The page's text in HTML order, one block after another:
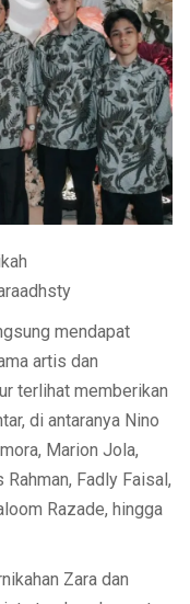
mendapat
artis dan
terlihat memberikan
di antaranya Nino
Marion Jola,
Rahman, Fadly Faisal,
Razade, hingga
Zara dan